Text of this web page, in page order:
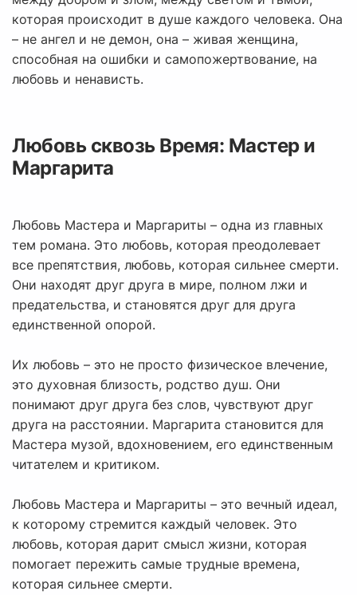
которая происходит в душе каждого человека. Она
– не ангел и не демон, она – живая женщина,
способная на ошибки и самопожертвование, на
любовь и ненависть.
Любовь сквозь Время: Мастер и
Маргарита
Любовь Мастера и Маргариты – одна из главных
тем романа. Это любовь, которая преодолевает
все препятствия, любовь, которая сильнее смерти.
Они находят друг друга в мире, полном лжи и
предательства, и становятся друг для друга
единственной опорой.
Их любовь – это не просто физическое влечение,
это духовная близость, родство душ. Они
понимают друг друга без слов, чувствуют друг
друга на расстоянии. Маргарита становится для
Мастера музой, вдохновением, его единственным
читателем и критиком.
Любовь Мастера и Маргариты – это вечный идеал,
к которому стремится каждый человек. Это
любовь, которая дарит смысл жизни, которая
помогает пережить самые трудные времена,
которая сильнее смерти.